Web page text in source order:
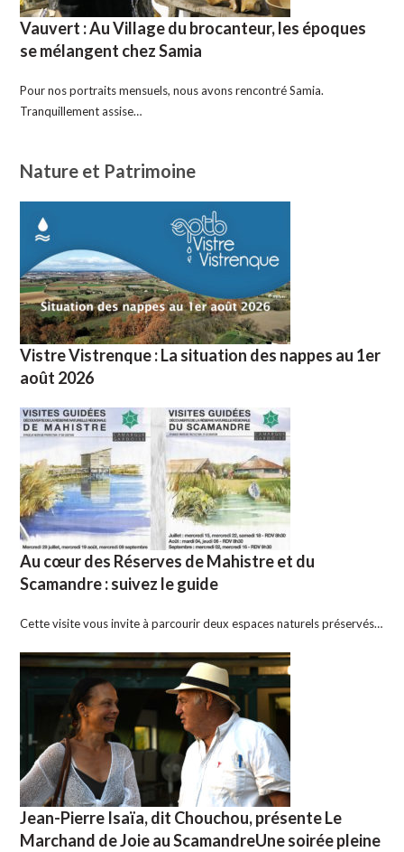
Vauvert : Au Village du brocanteur, les époques
se mélangent chez Samia
Pour nos portraits mensuels, nous avons rencontré Samia.
Tranquillement assise…
Nature et Patrimoine
Vistre Vistrenque : La situation des nappes au 1er
août 2026
Au cœur des Réserves de Mahistre et du
Scamandre : suivez le guide
Cette visite vous invite à parcourir deux espaces naturels préservés…
Jean-Pierre Isaïa, dit Chouchou, présente Le
Marchand de Joie au ScamandreUne soirée pleine